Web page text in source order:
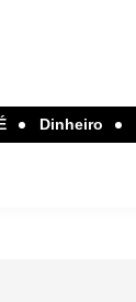
Dinheiro